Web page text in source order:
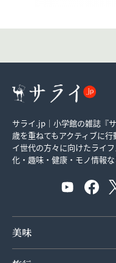
サライ.jp｜小学館の雑誌『
歳を重ねてもアクティブに
イ世代の方々に向けたライ
化・趣味・健康・モノ情報
美味